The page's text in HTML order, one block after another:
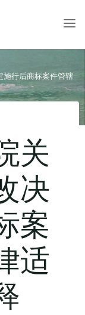
施行后商标案件管辖
关
决
案
适